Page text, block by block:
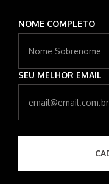
NOME COMPLETO
SEU MELHOR EMAIL